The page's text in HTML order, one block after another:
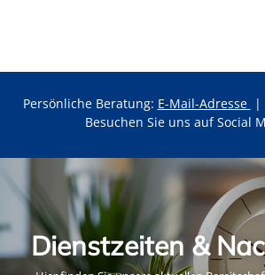
Persönliche Beratung: E-Mail-Adresse |
Besuchen Sie uns auf Social
Dienstzeiten &